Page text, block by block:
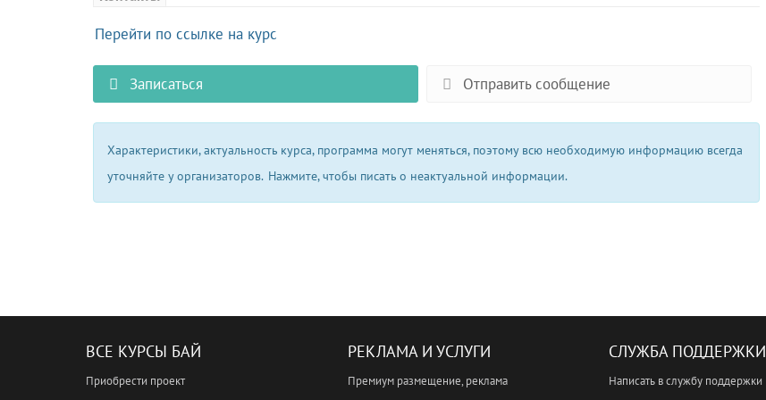
Перейти по ссылке на курс
Записаться Отправить сообщение
Характеристики, актуальность курса, программа могут меняться, поэтому всю необходимую информацию всегда
уточняйте у организаторов. Нажмите, чтобы писать о неактуальной информации.
ВСЕ КУРСЫ БАЙ
Приобрести проект
РЕКЛАМА И УСЛУГИ
Премиум размещение, реклама
СЛУЖБА ПОДДЕРЖКИ
Написать в службу поддержки